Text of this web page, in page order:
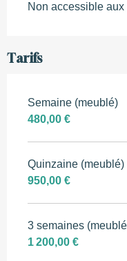
Non accessible
Tarifs
Semaine (meublé)
480,00 €
Quinzaine (meublé)
950,00 €
3 semaines
1 200,00 €